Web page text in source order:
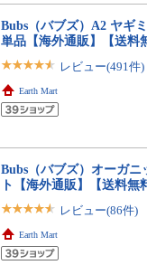
Bubs（バブズ）A2 ヤギ
単品【海外通販】【送料
レビュー(491件)
Earth Mart
Bubs（バブズ）オーガニ
ト【海外通販】【送料無
レビュー(86件)
Earth Mart